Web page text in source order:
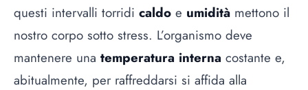
questi intervalli torridi caldo e umidità mettono il
nostro corpo sotto stress. L’organismo deve
mantenere una temperatura interna costante e,
abitualmente, per raffreddarsi si affida alla